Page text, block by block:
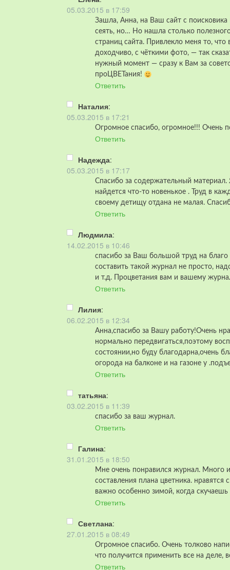
05.03.2015 в 17:59
Зашла, Анна, на Ваш сайт с поисковика
сеять, но… Но нашла столько
страниц сайта. Привлекло меня то,
доходчиво, с чёткими фото, — так
нужный момент — сразу к Вам за
проЦВЕТания!
Ответить
Наталия:
05.03.2015 в 17:21
Огромное спасибо, огромное!!! Очень
Ответить
Надежда:
05.03.2015 в 17:17
Спасибо за содержательный материал.
найдется что-то новенькое . Труд в
своему детищу отдана не малая.
Ответить
Людмила:
14.02.2015 в 10:46
спасибо за Ваш большой труд на
составить такой журнал не просто,
и т.д. Процветания вам и вашему
Ответить
Лилия:
06.02.2015 в 12:34
Анна,спасибо за Вашу работу!Очень
нормально передвигаться,поэтому
состоянии,но буду благодарна,очень
огорода на балконе и на газоне у
Ответить
татьяна:
03.02.2015 в 11:39
спасибо за ваш журнал.
Ответить
Галина:
31.01.2015 в 18:50
Мне очень понравился журнал. Много
составления плана цветника.
важно особенно зимой, когда
Ответить
Светлана:
27.01.2015 в 08:49
Огромное спасибо. Очень толково
что получится применить все на деле,
Ответить